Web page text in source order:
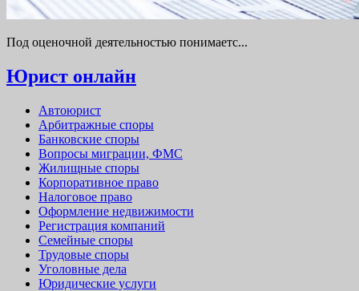
Под оценочной деятельностью понимаетс...
Юрист онлайн
Автоюрист
Арбитражные споры
Банковские споры
Вопросы миграции, ФМС
Жилищные споры
Корпоративное право
Налоговое право
Оформление недвижимости
Регистрация компаний
Семейные споры
Трудовые споры
Уголовные дела
Юридические услуги